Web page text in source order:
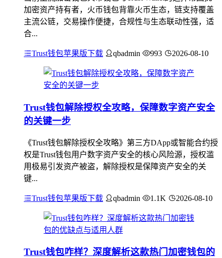
加密资产持有者，火币钱包背靠火币生态，链支持覆盖
主流公链，交易操作便捷，合规性与生态联动性强，适
合...
Trust钱包苹果版下载 qbadmin 993 2026-08-10
Trust钱包解除授权全攻略，保障数字资产安全
的关键一步
《Trust钱包解除授权全攻略》第三方DApp或智能合约授
权是Trust钱包用户数字资产安全的核心风险源，授权滥
用极易引发资产被盗，解除授权是保障资产安全的关
键...
Trust钱包苹果版下载 qbadmin 1.1K 2026-08-10
Trust钱包咋样？深度解析这款热门加密钱包的